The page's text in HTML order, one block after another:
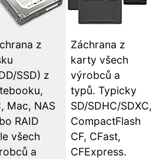
z
SSD) z
Mac, NAS
RAID
všech
a
Záchrana z
karty všech
výrobců a
typů. Typicky
SD/SDHC/SDXC,
CompactFlash
CF, CFast,
CFExpress.